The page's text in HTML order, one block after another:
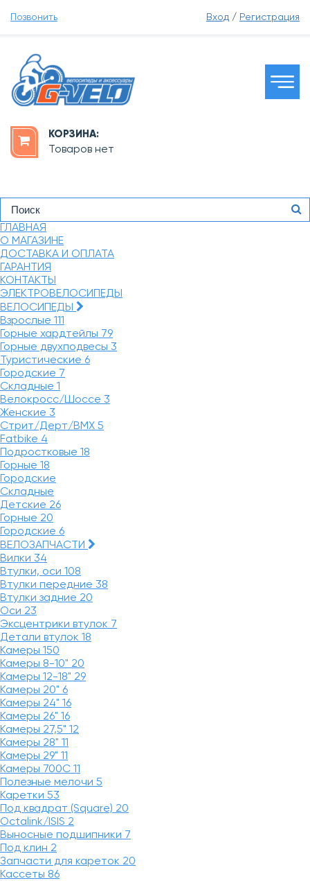
Позвонить Вход / Регистрация
КОРЗИНА:
Товаров нет
ГЛАВНАЯ
О МАГАЗИНЕ
ДОСТАВКА И ОПЛАТА
ГАРАНТИЯ
КОНТАКТЫ
ЭЛЕКТРОВЕЛОСИПЕДЫ
ВЕЛОСИПЕДЫ
Взрослые 111
Горные хардтейлы 79
Горные двухподвесы 3
Туристические 6
Городские 7
Складные 1
Велокросс/Шоссе 3
Женские 3
Стрит/Дерт/BMX 5
Fatbike 4
Подростковые 18
Горные 18
Городские
Складные
Детские 26
Горные 20
Городские 6
ВЕЛОЗАПЧАСТИ
Вилки 34
Втулки, оси 108
Втулки передние 38
Втулки задние 20
Оси 23
Эксцентрики втулок 7
Детали втулок 18
Камеры 150
Камеры 8-10" 20
Камеры 12-18" 29
Камеры 20" 6
Камеры 24" 16
Камеры 26" 16
Камеры 27,5" 12
Камеры 28" 11
Камеры 29" 11
Камеры 700C 11
Полезные мелочи 5
Каретки 53
Под квадрат (Square) 20
Octalink/ISIS 2
Выносные подшипники 7
Под клин 2
Запчасти для кареток 20
Кассеты 86